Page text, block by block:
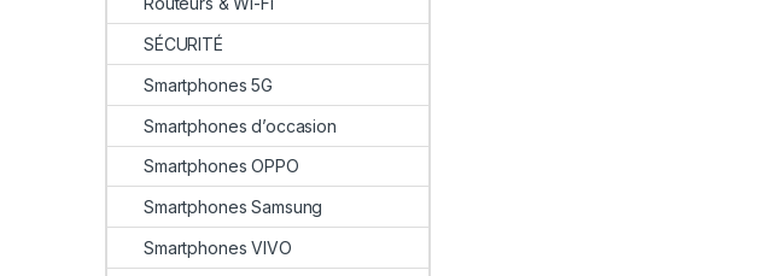
SÉCURITÉ
Smartphones 5G
Smartphones d’occasion
Smartphones OPPO
Smartphones Samsung
Smartphones VIVO